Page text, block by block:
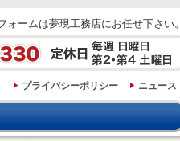
ームは夢現工務店にお任せ下さい。
プライバシーポリシー ニュース